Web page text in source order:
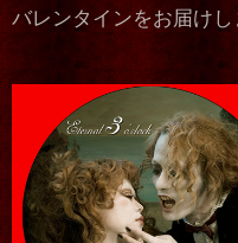
バレンタインをお届けし